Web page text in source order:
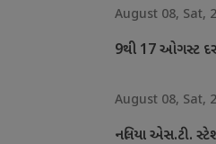
August 08, Sat,
9થી 17 ઓગસ્ટ
August 08, Sat,
નલિયા એસ.ટી.